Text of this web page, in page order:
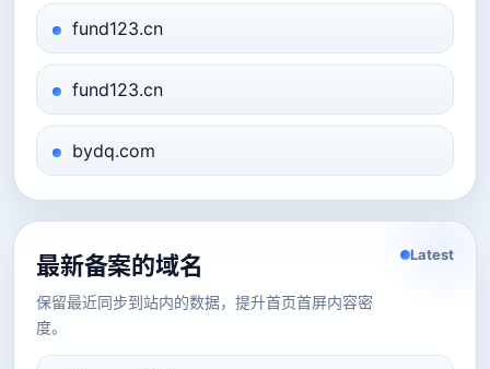
fund123.cn
fund123.cn
bydq.com
最新备案的域名
保留最近同步到站内的数据，提升首页首屏内容密
度。
Latest